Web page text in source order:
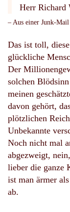
Herr Richard
– Aus einer Junk-Mail
Das ist toll,
glückliche
Der
solchen
meinen
davon gehört,
plötzlichen
Unbekannte
Noch nicht mal
abgezweigt,
lieber die ganze
ist man ärmer
ab.